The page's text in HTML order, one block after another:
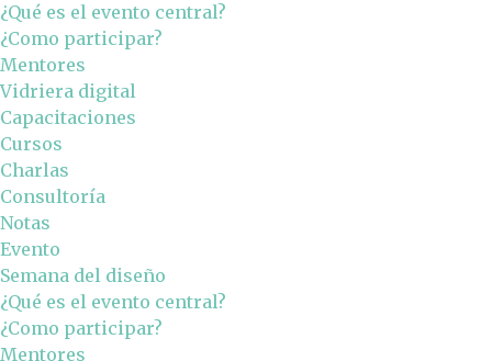
¿Qué es el evento central?
¿Como participar?
Mentores
Vidriera digital
Capacitaciones
Cursos
Charlas
Consultoría
Notas
Evento
Semana del diseño
¿Qué es el evento central?
¿Como participar?
Mentores